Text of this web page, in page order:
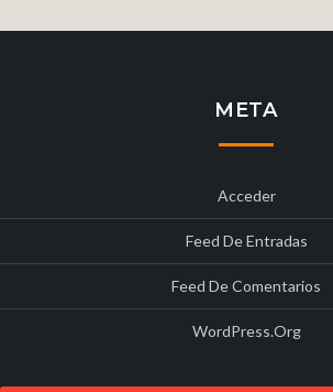
META
Acceder
Feed De Entradas
Feed De Comentarios
WordPress.org